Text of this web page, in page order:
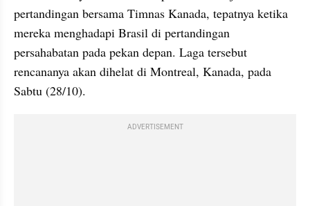
pertandingan bersama Timnas Kanada, tepatnya ketika
mereka menghadapi Brasil di pertandingan
persahabatan pada pekan depan. Laga tersebut
rencananya akan dihelat di Montreal, Kanada, pada
Sabtu (28/10).
ADVERTISEMENT